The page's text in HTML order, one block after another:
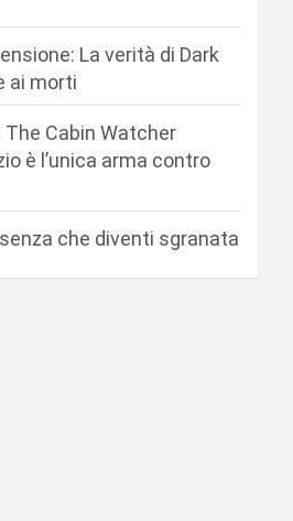
La verità di Dark
ai morti
Cabin Watcher
è l’unica arma contro
che diventi sgranata